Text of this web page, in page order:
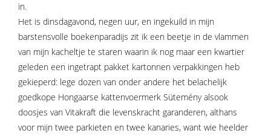
in.
Het is dinsdagavond, negen uur, en ingekuild in mijn
barstensvolle boekenparadijs zit ik een beetje in de vlammen
van mijn kacheltje te staren waarin ik nog maar een kwartier
geleden een ingetrapt pakket kartonnen verpakkingen heb
gekieperd: lege dozen van onder andere het belachelijk
goedkope Hongaarse kattenvoermerk Sütemény alsook
doosjes van Vitakraft die levenskracht garanderen, althans
voor mijn twee parkieten en twee kanaries, want wie heelder